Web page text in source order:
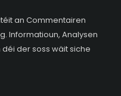
an Commentairen
Informatioun, Analysen
der soss wäit siche